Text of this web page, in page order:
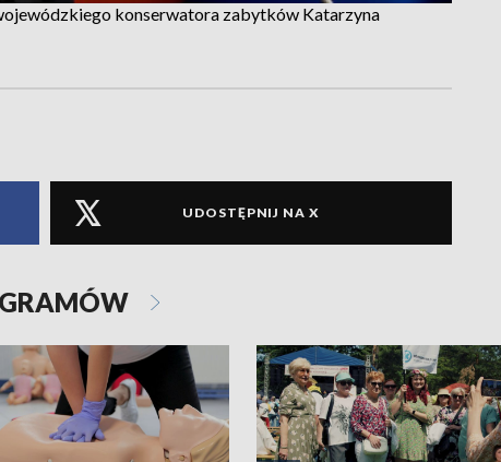
konserwatora zabytków Katarzyna
UDOSTĘPNIJ NA X